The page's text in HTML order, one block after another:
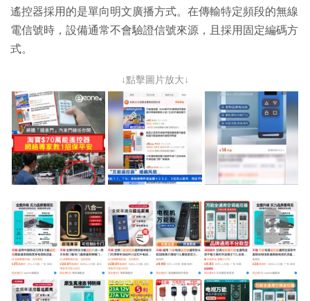
遙控器採用的是單向明文廣播方式。在傳輸特定頻段的無線
電信號時，設備通常不會驗證信號來源，且採用固定編碼方
式。
↓點擊圖片放大↓